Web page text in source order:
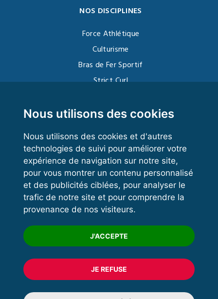
Nous utilisons des cookies
Nous utilisons des cookies et d'autres
technologies de suivi pour améliorer votre
expérience de navigation sur notre site,
pour vous montrer un contenu personnalisé
et des publicités ciblées, pour analyser le
trafic de notre site et pour comprendre la
provenance de nos visiteurs.
J'ACCEPTE
JE REFUSE
NOS DISCIPLINES
Force Athlétique
Culturisme
Bras de Fer Sportif
Strict Curl
Kettlebell
VOS ESPACES
Espace dirigeant
Espace licencié
Trouver un club
Formation
© 2020 FFFORCE Tous droits réservés
Mentions légales